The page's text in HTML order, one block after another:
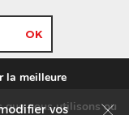
vos
la meilleure
que nous utilisons ou